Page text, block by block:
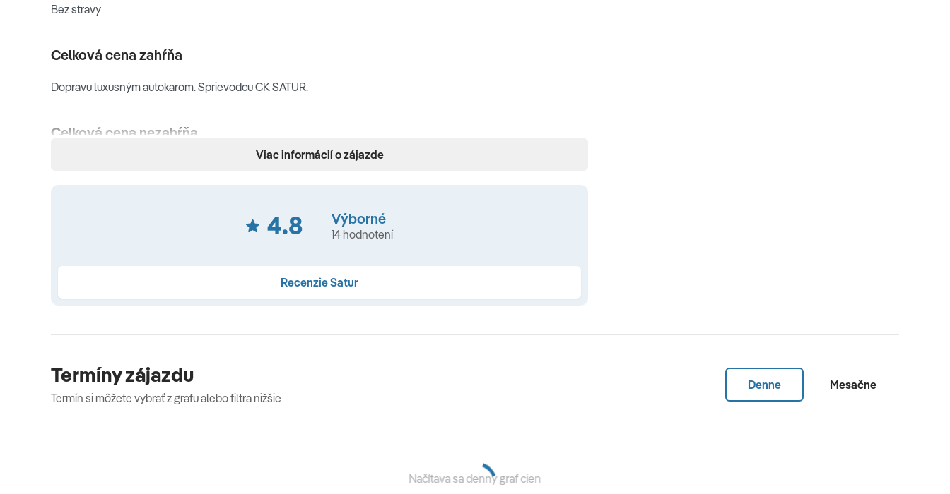
Bez stravy
Celková cena zahŕňa
Dopravu luxusným autokarom. Sprievodcu CK SATUR.
Celková cena nezahŕňa
Viac informácií o zájazde
4.8 Výborné
14 hodnotení
Recenzie Satur
Termíny zájazdu
Termín si môžete vybrať z grafu alebo filtra nižšie
Denne Mesačne
Načítava sa denný graf cien